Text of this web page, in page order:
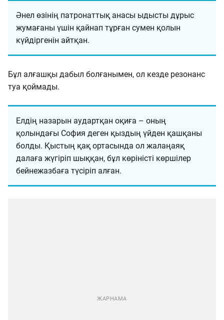
Әнел өзінің патронаттық анасы ыдысты дұрыс
жумағаны үшін қайнап тұрған сумен қолын
күйдіргенін айтқан.
Бұл алғашқы дабыл болғанымен, ол кезде резонанс
туа қоймады.
Елдің назарын аудартқан оқиға – оның
қолындағы София деген қыздың үйден қашқаны
болды. Қыстың қақ ортасында ол жалаңаяқ
далаға жүгіріп шыққан, бұл көріністі көршілер
бейнежазбаға түсіріп алған.